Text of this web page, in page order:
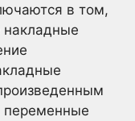
в том,
накладные
переменные